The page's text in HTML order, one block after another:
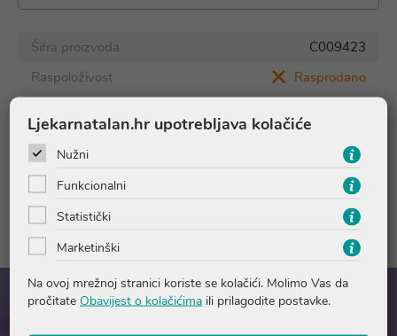
Šifra proizvoda
C009423
Raspoloživost
Rasprodano
Pitanja i odgovori
Recenzije
Ljekarnatalan.hr upotrebljava kolačiće
Nužni
Funkcionalni
Statistički
Marketinški
Na ovoj mrežnoj stranici koriste se kolačići. Molimo Vas da
pročitate Obavijest o kolačićima ili prilagodite postavke.